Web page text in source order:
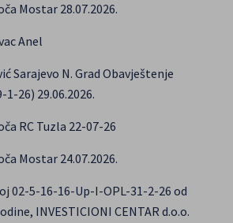
Mostar 28.07.2026.
Anel
Sarajevo N. Grad Obavještenje
26) 29.06.2026.
RC Tuzla 22-07-26
Mostar 24.07.2026.
02-5-16-16-Up-I-OPL-31-2-26 od
INVESTICIONI CENTAR d.o.o.